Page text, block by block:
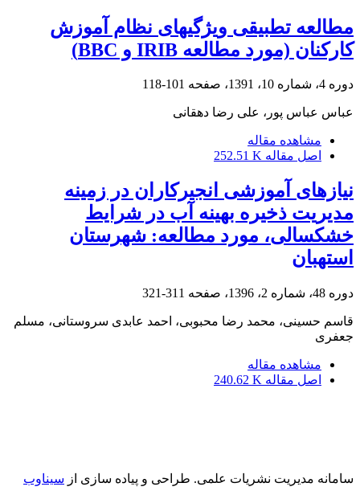
مطالعه تطبیقی ویژگی‎های نظام آموزش
کارکنان (مورد مطالعه IRIB و BBC)
دوره 4، شماره 10، 1391، صفحه 101-118
عباس عباس پور، علی رضا دهقانی
مشاهده مقاله
اصل مقاله 252.51 K
نیازهای آموزشی انجیرکاران در زمینه
مدیریت ذخیره بهینه آب در شرایط
خشکسالی، مورد مطالعه: شهرستان
استهبان
دوره 48، شماره 2، 1396، صفحه 311-321
قاسم حسینی، محمد رضا محبوبی، احمد عابدی سروستانی، مسلم
جعفری
مشاهده مقاله
اصل مقاله 240.62 K
سامانه مدیریت نشریات علمی. طراحی و پیاده سازی از سیناوب